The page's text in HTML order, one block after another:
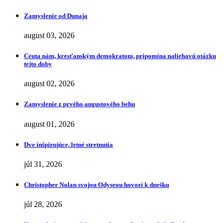
Zamyslenie od Dunaja
august 03, 2026
Ceuta nám, kresťanským demokratom, pripomína naliehavú otázku
tejto doby
august 02, 2026
Zamyslenie z prvého augustového behu
august 01, 2026
Dve inšpirujúce, letné stretnutia
júl 31, 2026
Christopher Nolan svojou Odyseou hovorí k dnešku
júl 28, 2026